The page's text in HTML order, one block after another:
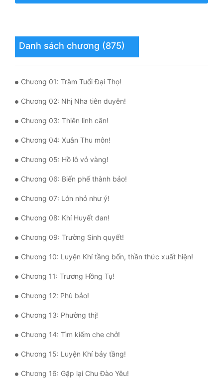
Ngược
Nữ Cường
Nữ Phụ
Phong Thủy - Tâm Linh
Phương Tây
Phản Phái
Quan Trường
Quân Sự
Sảng Văn
Sủng
Thanh Xuân
Tiên Hiệp
Tiểu Thuyết
Trinh Thám
Triều Đấu
Trùng Sinh
Trọng Sinh
Danh sách chương (875)
Chương 01: Trăm Tuổi Đại Thọ!
Chương 02: Nhị Nha tiên duyên!
Chương 03: Thiên linh căn!
Chương 04: Xuân Thu môn!
Chương 05: Hồ lô vỏ vàng!
Chương 06: Biến phế thành bảo!
Chương 07: Lớn nhỏ như ý!
Chương 08: Khí Huyết đan!
Chương 09: Trường Sinh quyết!
Chương 10: Luyện Khí tầng bốn, thần thức xuất hiện!
Chương 11: Trương Hồng Tụ!
Chương 12: Phù bảo!
Chương 13: Phường thị!
Chương 14: Tìm kiếm che chở!
Chương 15: Luyện Khí bảy tầng!
Chương 16: Gặp lại Chu Đào Yêu!